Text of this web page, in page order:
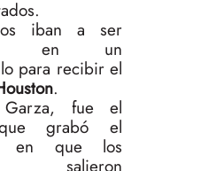
iban a ser
en un
para recibir el
.
Garza, fue el
grabó el
en que los